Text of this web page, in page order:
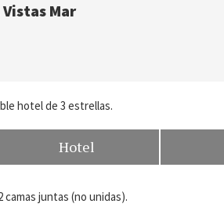
Mar
hotel de 3 estrellas.
Hotel
camas juntas (no unidas).